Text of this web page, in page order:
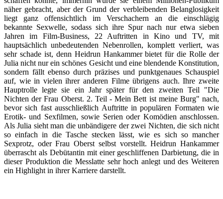
näher gebracht, aber der Grund der verbleibenden Belanglosigkeit
liegt ganz offensichtlich im Verschachern an die einschlägig
bekannte Sexwelle, sodass sich ihre Spur nach nur etwa sieben
Jahren im Film-Business, 22 Auftritten in Kino und TV, mit
hauptsächlich unbedeutenden Nebenrollen, komplett verliert, was
sehr schade ist, denn Heidrun Hankammer bietet für die Rolle der
Julia nicht nur ein schönes Gesicht und eine blendende Konstitution,
sondern fällt ebenso durch präzises und punktgenaues Schauspiel
auf, wie in vielen ihrer anderen Filme übrigens auch. Ihre zweite
Hauptrolle legte sie ein Jahr später für den zweiten Teil "Die
Nichten der Frau Oberst. 2. Teil - Mein Bett ist meine Burg" nach,
bevor sich fast ausschließlich Auftritte in populären Formaten wie
Erotik- und Sexfilmen, sowie Serien oder Komödien anschlossen.
Als Julia sieht man die unbändigere der zwei Nichten, die sich nicht
so einfach in die Tasche stecken lässt, wie es sich so mancher
Sexprotz, oder Frau Oberst selbst vorstellt. Heidrun Hankammer
überrascht als Debütantin mit einer geschliffenen Darbietung, die in
dieser Produktion die Messlatte sehr hoch anlegt und des Weiteren
ein Highlight in ihrer Karriere darstellt.